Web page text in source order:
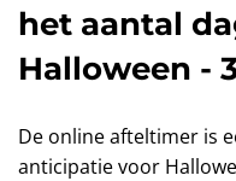
het aantal
Halloween -
De online afteltimer is
anticipatie voor